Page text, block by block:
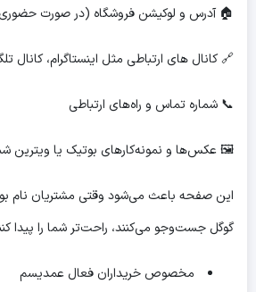
🏠 آدرس و لوکیشن فروشگاه (در صورت
🔗 کانال های ارتباطی مثل اینستاگرام، کانال
📞 شماره تماس و راه‌های ارتباطی
🖼 عکس‌ها و نمونه‌کارهای بوتیک یا ویترین
این صفحه باعث می‌شود وقتی مشتریان نام
گوگل جست‌وجو می‌کنند، راحت‌تر شما را پیدا
مخصوص خریداران فعال عمدیسم